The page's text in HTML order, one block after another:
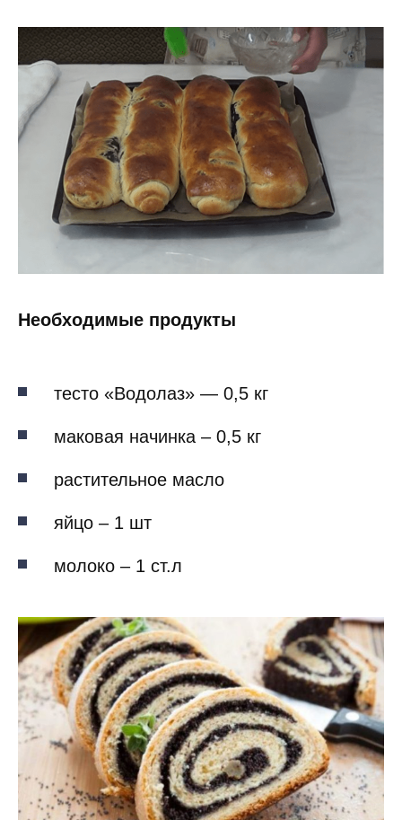
Необходимые продукты
тесто «Водолаз» — 0,5 кг
маковая начинка – 0,5 кг
растительное масло
яйцо – 1 шт
молоко – 1 ст.л